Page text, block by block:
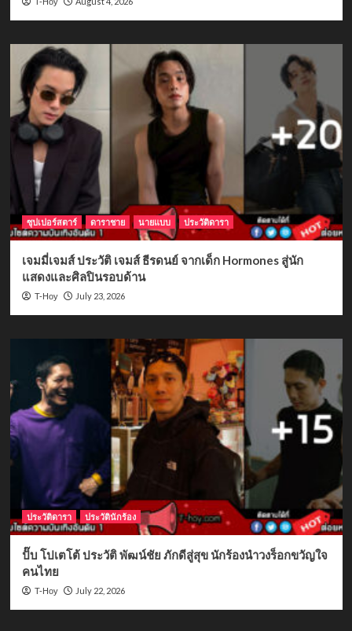
ซุปเปอร์สตาร์ ดาราชาย นายแบบ ประวัติดารา
เจมมี่เจมส์ ประวัติ เจมส์ ธีรดนย์ จากเด็ก Hormones สู่นัก
แสดงและศิลปินรอบด้าน
T-Hoy July 23, 2026
ประวัติดารา ประวัตินักร้อง
ปั๊บ โปเตโต้ ประวัติ พัฒน์ชัย ภักดีสู่สุข นักร้องนำวงร็อกขวัญใจ
คนไทย
T-Hoy July 22, 2026